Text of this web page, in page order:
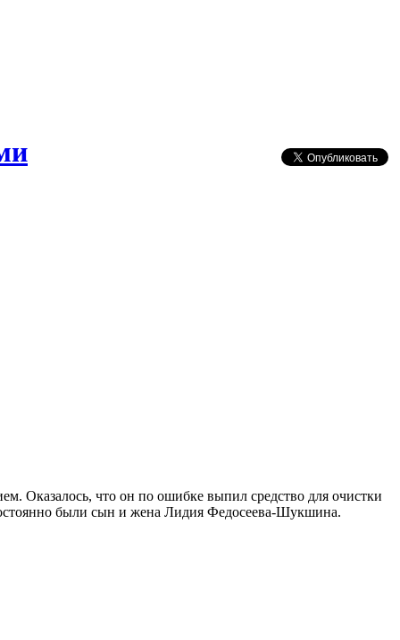
Оказалось, что он по ошибке выпил средство для очистки
были сын и жена Лидия Федосеева-Шукшина.